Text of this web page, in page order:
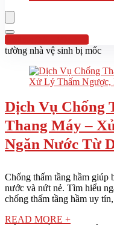
Hotline:0961 894 472
tường nhà vệ sinh bị mốc
Dịch Vụ Chống
Thang Máy –
Ngăn Nước Từ
Chống thấm tầng hầm giúp
nước và nứt nẻ. Tìm hiểu
chống thấm tầng hầm uy
READ MORE +